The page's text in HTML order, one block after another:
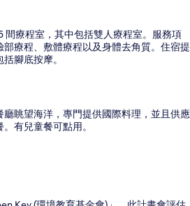
間療程室，其中包括雙人療程室。服務項
部療程、敷體療程以及身體去角質。住宿提
腳底按摩。
廳眺望海洋，專門提供國際料理，並且供應
有兒童餐可點用。